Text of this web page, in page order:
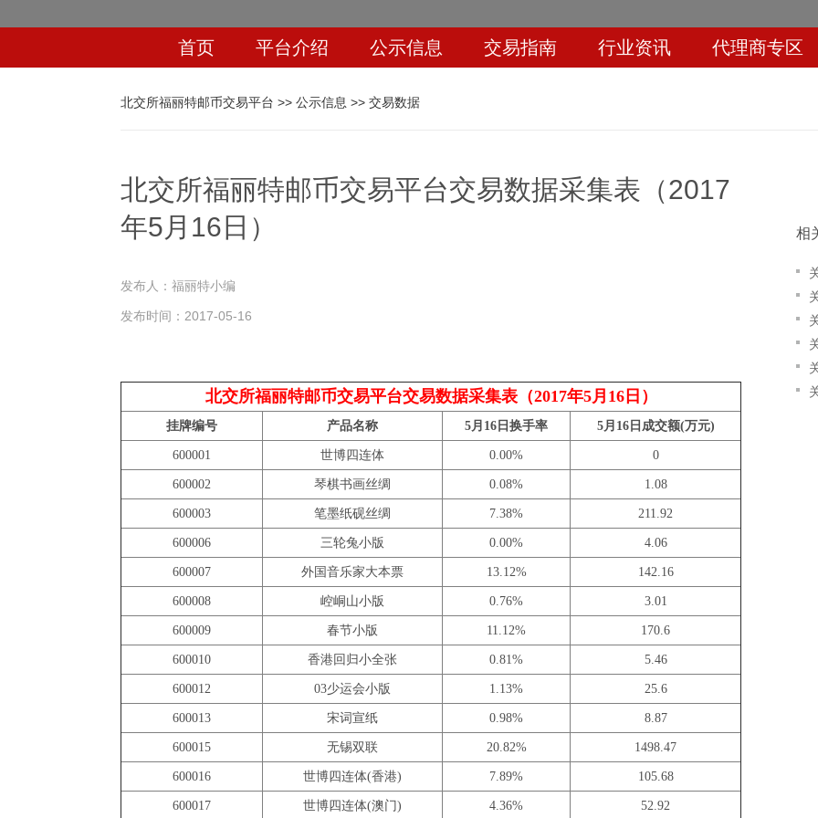
首页 平台介绍 公示信息 交易指南 行业资讯 代理商专区
北交所福丽特邮币交易平台 >> 公示信息 >> 交易数据
北交所福丽特邮币交易平台交易数据采集表（2017
年5月16日）
发布人： 福丽特小编
发布时间： 2017-05-16
北交所福丽特邮币交易平台交易数据采集表（2017年5月16日）
挂牌编号 产品名称 5月16日换手率 5月16日成交额(万元)
600001 世博四连体 0.00% 0
600002 琴棋书画丝绸 0.08% 1.08
600003 笔墨纸砚丝绸 7.38% 211.92
600006 三轮兔小版 0.00% 4.06
600007 外国音乐家大本票 13.12% 142.16
600008 崆峒山小版 0.76% 3.01
600009 春节小版 11.12% 170.6
600010 香港回归小全张 0.81% 5.46
600012 03少运会小版 1.13% 25.6
600013 宋词宣纸 0.98% 8.87
600015 无锡双联 20.82% 1498.47
600016 世博四连体(香港) 7.89% 105.68
600017 世博四连体(澳门) 4.36% 52.92
相